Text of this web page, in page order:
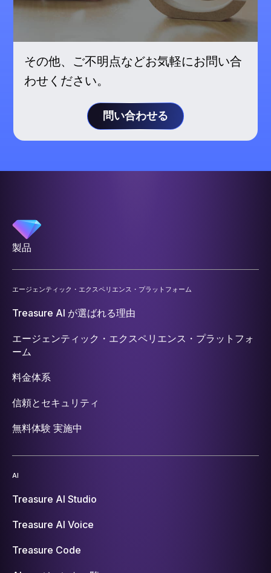
その他、ご不明点などお気軽にお問い合
わせください。
問い合わせる
製品
エージェンティック・エクスペリエンス・プラットフォーム
Treasure AI が選ばれる理由
エージェンティック・エクスペリエンス・プラットフォ
ーム
料金体系
信頼とセキュリティ
無料体験 実施中
AI
Treasure AI Studio
Treasure AI Voice
Treasure Code